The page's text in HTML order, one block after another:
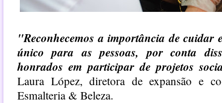
"Reconhecemos a importância de cuidar
único para as pessoas, por conta
honrados em participar de projetos
Laura López, diretora de expansão e
Esmalteria & Beleza.